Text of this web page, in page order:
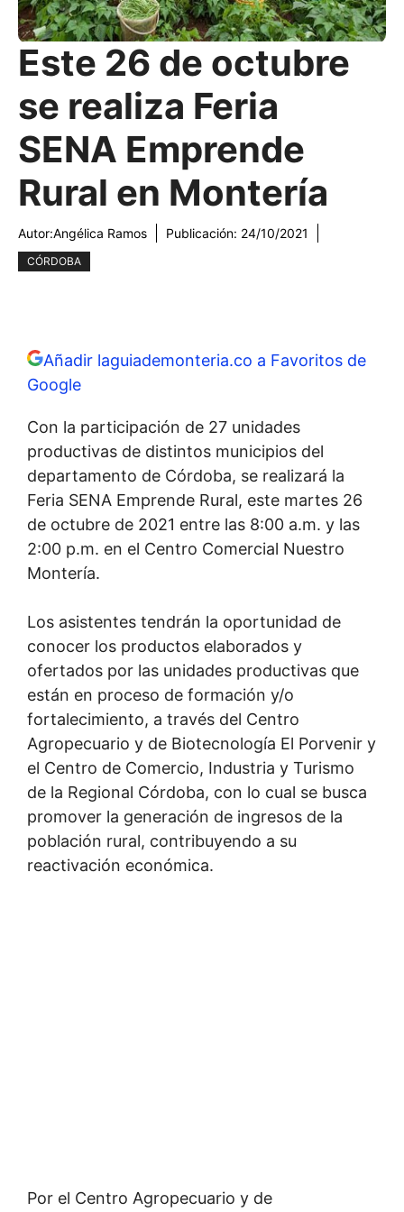
Este 26 de octubre
se realiza Feria
SENA Emprende
Rural en Montería
Autor:Angélica Ramos Publicación: 24/10/2021
CÓRDOBA
Añadir laguiademonteria.co a Favoritos de
Google
Con la participación de 27 unidades
productivas de distintos municipios del
departamento de Córdoba, se realizará la
Feria SENA Emprende Rural, este martes 26
de octubre de 2021 entre las 8:00 a.m. y las
2:00 p.m. en el Centro Comercial Nuestro
Montería.
Los asistentes tendrán la oportunidad de
conocer los productos elaborados y
ofertados por las unidades productivas que
están en proceso de formación y/o
fortalecimiento, a través del Centro
Agropecuario y de Biotecnología El Porvenir y
el Centro de Comercio, Industria y Turismo
de la Regional Córdoba, con lo cual se busca
promover la generación de ingresos de la
población rural, contribuyendo a su
reactivación económica.
Por el Centro Agropecuario y de